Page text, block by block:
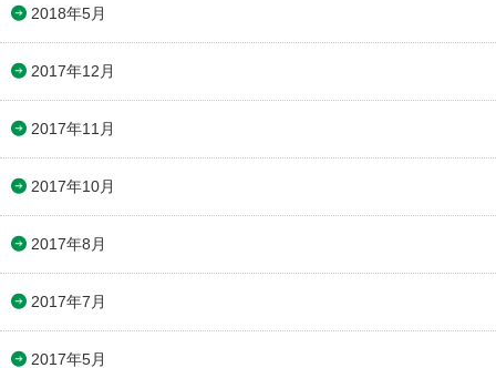
2018年5月
2017年12月
2017年11月
2017年10月
2017年8月
2017年7月
2017年5月